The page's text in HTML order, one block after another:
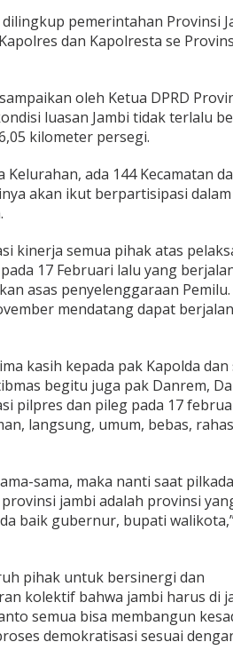
pemerintahan Provinsi
dan Kapolresta se
oleh Ketua DPRD
luasan Jambi tidak terlalu
kilometer persegi.
Kelurahan, ada 144 Kecamatan
akan ikut berpartisipasi dalam
kinerja semua pihak atas
17 Februari lalu yang
asas penyelenggaraan Pemilu.
mendatang dapat
kasih kepada pak Kapolda
begitu juga pak Danrem,
pilpres dan pileg pada 17
langsung, umum, bebas,
sama, maka nanti saat
jambi adalah provinsi
baik gubernur, bupati
pihak untuk bersinergi dan
kolektif bahwa jambi harus di
semua bisa membangun
demokratisasi sesuai